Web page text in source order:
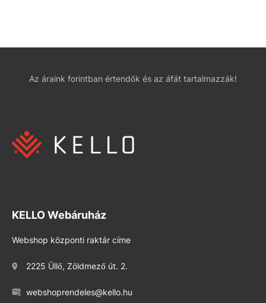
Az áraink forintban értendők és az áfát tartalmazzák!
KELLO Webáruház
Webshop központi raktár címe
2225 Üllő, Zöldmező út. 2.
webshoprendeles@kello.hu